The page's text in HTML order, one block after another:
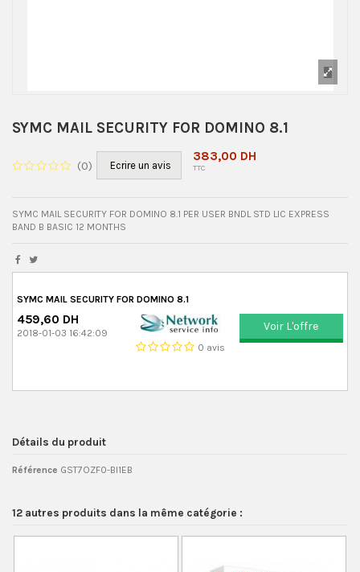
SYMC MAIL SECURITY FOR DOMINO 8.1
(0) Ecrire un avis
383,00 DH
TTC
SYMC MAIL SECURITY FOR DOMINO 8.1 PER USER BNDL STD LIC EXPRESS
BAND B BASIC 12 MONTHS
SYMC MAIL SECURITY FOR DOMINO 8.1
459,60 DH
2018-01-03 16:42:09
0 avis
Voir L'offre
Détails du produit
Référence GST7OZF0-BI1EB
12 autres produits dans la même catégorie :